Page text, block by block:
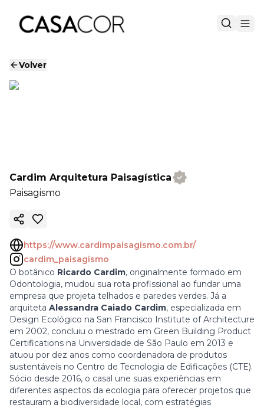
Volver
Cardim Arquitetura Paisagística
Paisagismo
Copiar enlace
https://www.cardimpaisagismo.com.br/
cardim_paisagismo
O botânico Ricardo Cardim, originalmente formado em
Odontologia, mudou sua rota profissional ao fundar uma
empresa que projeta telhados e paredes verdes. Já a
arquiteta Alessandra Caiado Cardim, especializada em
Design Ecológico na San Francisco Institute of Architecture
em 2002, concluiu o mestrado em Green Building Product
Certifications na Universidade de São Paulo em 2013 e
atuou por dez anos como coordenadora de produtos
sustentáveis no Centro de Tecnologia de Edificações (CTE).
Sócio desde 2016, o casal une suas experiências em
diferentes aspectos da ecologia para oferecer projetos que
restauram a biodiversidade local, com estratégias